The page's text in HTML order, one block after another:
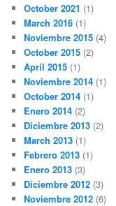
October 2021 (1)
March 2016 (1)
Noviembre 2015 (4)
October 2015 (2)
April 2015 (1)
Noviembre 2014 (1)
October 2014 (1)
Enero 2014 (2)
Diciembre 2013 (2)
March 2013 (1)
Febrero 2013 (1)
Enero 2013 (3)
Diciembre 2012 (3)
Noviembre 2012 (6)